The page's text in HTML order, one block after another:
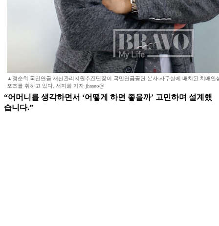
▲정순희 국민연금 재산관리지원추진단장이 국민연금공단 본사 사무실에 배치된 치매안
포즈를 취하고 있다. 서지희 기자 jhsseo@
“어머니를 생각하면서 ‘어떻게 하면 좋을까’ 고민하며 설계했
습니다.”